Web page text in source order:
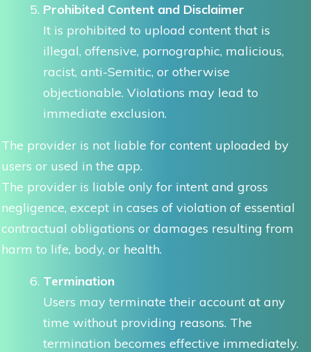
Prohibited Content and Disclaimer
It is prohibited to upload content that is
illegal, offensive, pornographic, malicious,
racist, anti-Semitic, or otherwise
objectionable. Violations may lead to
immediate exclusion.
The provider is not liable for content uploaded by
users or used in the app.
The provider is liable only for intent and gross
negligence, except in cases of violation of essential
contractual obligations or damages resulting from
harm to life, body, or health.
Termination
Users may terminate their account at any
time without providing reasons. The
termination becomes effective immediately.